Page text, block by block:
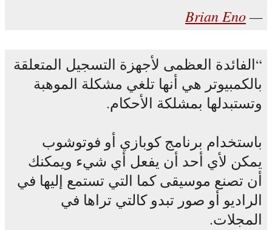
Brian Eno
الفائدة العظمى لأجهزة التسجيل المتعلقة
بالكمبيوتر هي أنها تلغي مشكلة الموهبة
وتستبدلها بمشلكة الأحكام.
باستخدام برنامج كوبازي أو فوتوشوب
يمكن لأي أحد أن يفعل أي شيء ويمكنك
أن تصنع موسيقى كما التي تستمع إليها في
الراديو أو صور تبدو كالتي تراها في
المجلات.